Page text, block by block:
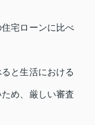
宅ローンに比べ
と生活における
め、厳しい審査